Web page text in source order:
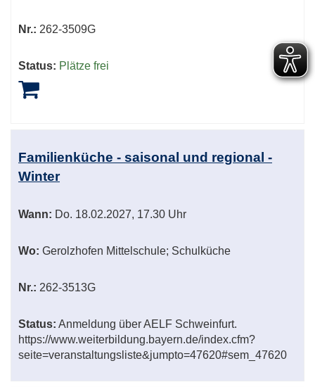
Nr.: 262-3509G
Status: Plätze frei
Familienküche - saisonal und regional -
Winter
Wann: Do. 18.02.2027, 17.30 Uhr
Wo: Gerolzhofen Mittelschule; Schulküche
Nr.: 262-3513G
Status: Anmeldung über AELF Schweinfurt.
https://www.weiterbildung.bayern.de/index.cfm?
seite=veranstaltungsliste&jumpto=47620#sem_47620